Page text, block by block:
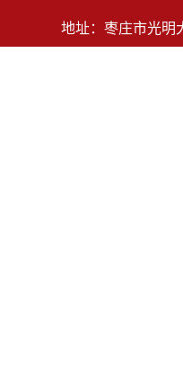
地址：枣庄市光明